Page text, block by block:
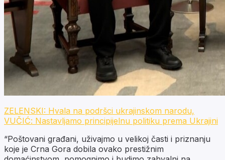
ZELENSKI: Hvala na podršci ukrajinskom narodu,
VUČIĆ: Nastavljamo principijelnu politiku prema Ukrajini
“Poštovani građani, uživajmo u velikoj časti i priznanju
koje je Crna Gora dobila ovako prestižnim